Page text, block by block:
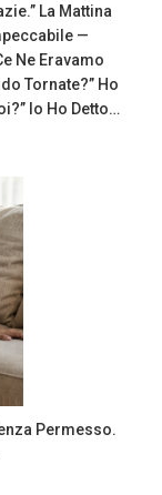
La Mattina
—
Ne Eravamo
Tornate?” Ho
Io Ho Detto…
Permesso.